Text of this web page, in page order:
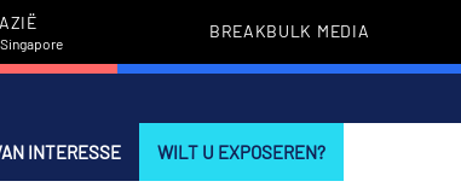
BREAKBULK MEDIA
INTERESSE WILT U EXPOSEREN?